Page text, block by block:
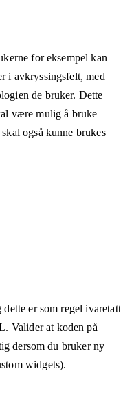
for eksempel kan
i avkryssingsfelt, med
de bruker. Dette
være mulig å bruke
også kunne brukes
er som regel ivaretatt
Valider at koden på
dersom du bruker ny
widgets).